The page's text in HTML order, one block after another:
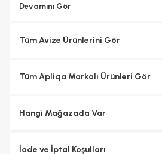
Ölçüsü: Sabit; Kumanda: Yok; Garanti: 2 Yıl
Devamını Gör
Tüm Avize Ürünlerini Gör
Tüm Apliqa Markalı Ürünleri Gör
Hangi Mağazada Var
İade ve İptal Koşulları